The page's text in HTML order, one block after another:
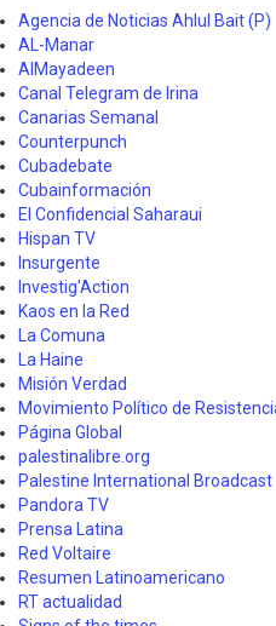
Agencia de Noticias Ahlul Bait (P)
AL-Manar
AlMayadeen
Canal Telegram de Irina
Canarias Semanal
Counterpunch
Cubadebate
Cubainformación
El Confidencial Saharaui
Hispan TV
Insurgente
Investig'Action
Kaos en la Red
La Comuna
La Haine
Misión Verdad
Movimiento Político de
Página Global
palestinalibre.org
Palestine International Broadcast
Pandora TV
Prensa Latina
Red Voltaire
Resumen Latinoamericano
RT actualidad